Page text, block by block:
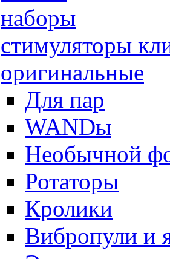
наборы
стимуляторы
оригинальные
Для пар
WANDы
Необычной
Ротаторы
Кролики
Вибропули и